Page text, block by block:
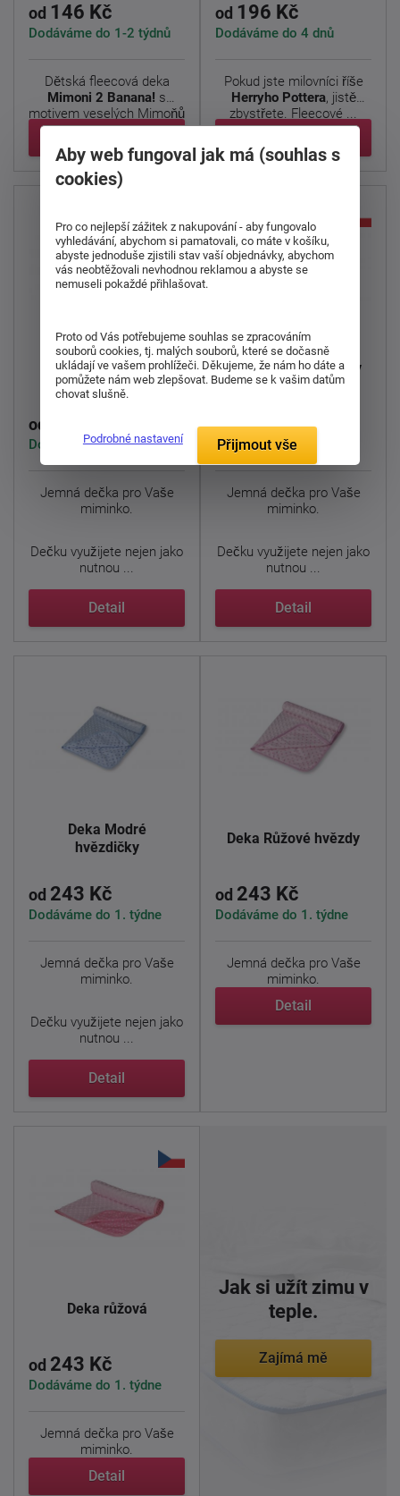
od 146 Kč
Dodáváme do 1-2 týdnů
Dětská fleecová deka
Mimoni 2 Banana! s
motivem veselých Mimoňů
je ...
od 196 Kč
Dodáváme do 4 dnů
Pokud jste milovníci říše
Herryho Pottera, jistě
zbystřete. Fleecové ...
Deka Šedý medvěd
od
Dodáváme do 1. týdne
Jemná dečka pro Vaše
miminko.
Dečku využijete nejen jako
nutnou ...
Detail
Deka šedé hvězdičky
od243 Kč
Dodáváme do 1. týdne
Jemná dečka pro Vaše
miminko.
Dečku využijete nejen jako
nutnou ...
Detail
Deka Modré
hvězdičky
od 243 Kč
Dodáváme do 1. týdne
Jemná dečka pro Vaše
miminko.
Dečku využijete nejen jako
nutnou ...
Detail
Deka Růžové hvězdy
od 243 Kč
Dodáváme do 1. týdne
Jemná dečka pro Vaše
miminko.
Dečku využijete nejen jako
nutnou ...
Detail
Deka růžová
od 243 Kč
Dodáváme do 1. týdne
Jemná dečka pro Vaše
miminko.
Dečku využijete nejen jako
Detail
Jak si užít zimu v
teple.
Zajímá mě
Aby web fungoval jak má (souhlas s
cookies)
Pro co nejlepší zážitek z nakupování - aby fungovalo
vyhledávání, abychom si pamatovali, co máte v košíku,
abyste jednoduše zjistili stav vaší objednávky, abychom
vás neobtěžovali nevhodnou reklamou a abyste se
nemuseli pokaždé přihlašovat.
Proto od Vás potřebujeme souhlas se zpracováním
souborů cookies, tj. malých souborů, které se dočasně
ukládají ve vašem prohlížeči. Děkujeme, že nám ho dáte a
pomůžete nám web zlepšovat. Budeme se k vašim datům
chovat slušně.
Podrobné nastavení Přijmout vše